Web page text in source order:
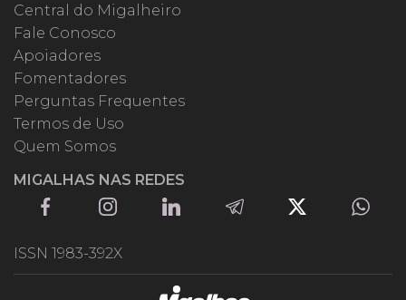
Central do Migalheiro
Fale Conosco
Apoiadores
Fomentadores
Perguntas Frequentes
Termos de Uso
Quem Somos
MIGALHAS NAS REDES
ISSN 1983-392X